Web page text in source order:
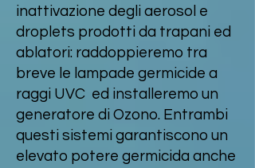
inattivazione degli aerosol e
droplets prodotti da trapani ed
ablatori: raddoppieremo tra
breve le lampade germicide a
raggi UVC ed installeremo un
generatore di Ozono. Entrambi
questi sistemi garantiscono un
elevato potere germicida anche